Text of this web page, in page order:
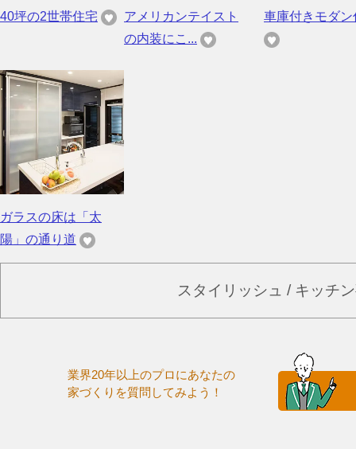
40坪の2世帯住宅
アメリカンテイスト
の内装にこ...
車庫付きモダン
ガラスの床は「太
陽」の通り道
スタイリッシュ / キッチ
業界20年以上のプロにあなたの
家づくりを質問してみよう！